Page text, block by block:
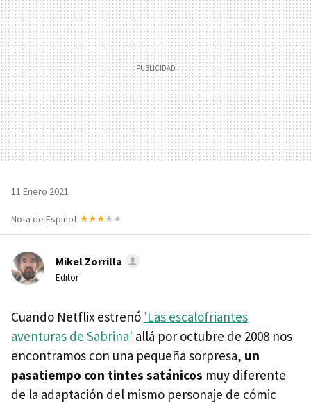
11 Enero 2021
Nota de Espinof
Mikel Zorrilla
Editor
Cuando Netflix estrenó 'Las escalofriantes
aventuras de Sabrina' allá por octubre de 2008 nos
encontramos con una pequeña sorpresa, un
pasatiempo con tintes satánicos muy diferente
de la adaptación del mismo personaje de cómic